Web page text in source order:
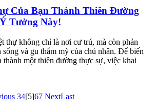
Của Bạn Thành Thiên Đường
Tưởng Này!
thự không chỉ là nơi cư trú, mà còn phản
sống và gu thẩm mỹ của chủ nhân. Để biến
thành một thiên đường thực sự, việc khai
34[5]67 NextLast